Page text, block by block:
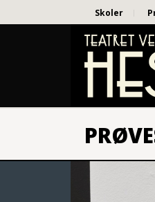
Skoler